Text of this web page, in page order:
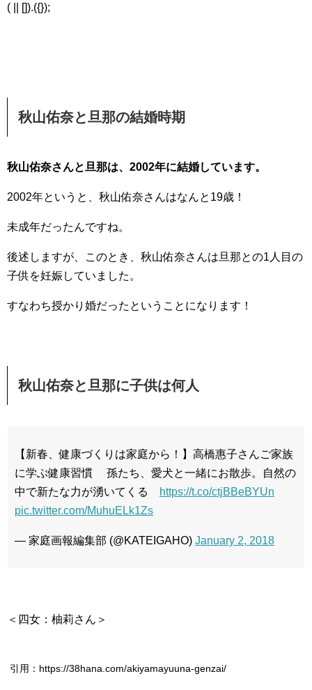
( || []).({});
秋山佑奈と旦那の結婚時期
秋山佑奈さんと旦那は、2002年に結婚しています。
2002年というと、秋山佑奈さんはなんと19歳！
未成年だったんですね。
後述しますが、このとき、秋山佑奈さんは旦那との1人目の
子供を妊娠していました。
すなわち授かり婚だったということになります！
秋山佑奈と旦那に子供は何人
【新春、健康づくりは家庭から！】高橋惠子さんご家族
に学ぶ健康習慣 孫たち、愛犬と一緒にお散歩。自然の
中で新たな力が湧いてくる
https://t.co/ctjBBeBYUn
pic.twitter.com/MuhuELk1Zs
— 家庭画報編集部 (@KATEIGAHO) January 2, 2018
＜四女：柚莉さん＞
引用：https://38hana.com/akiyamayuuna-genzai/